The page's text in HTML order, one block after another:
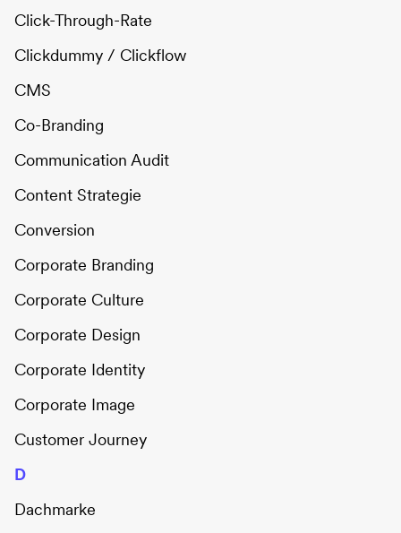
Click-Through-Rate
Clickdummy / Clickflow
CMS
Co-Branding
Communication Audit
Content Strategie
Conversion
Corporate Branding
Corporate Culture
Corporate Design
Corporate Identity
Corporate Image
Customer Journey
D
Dachmarke